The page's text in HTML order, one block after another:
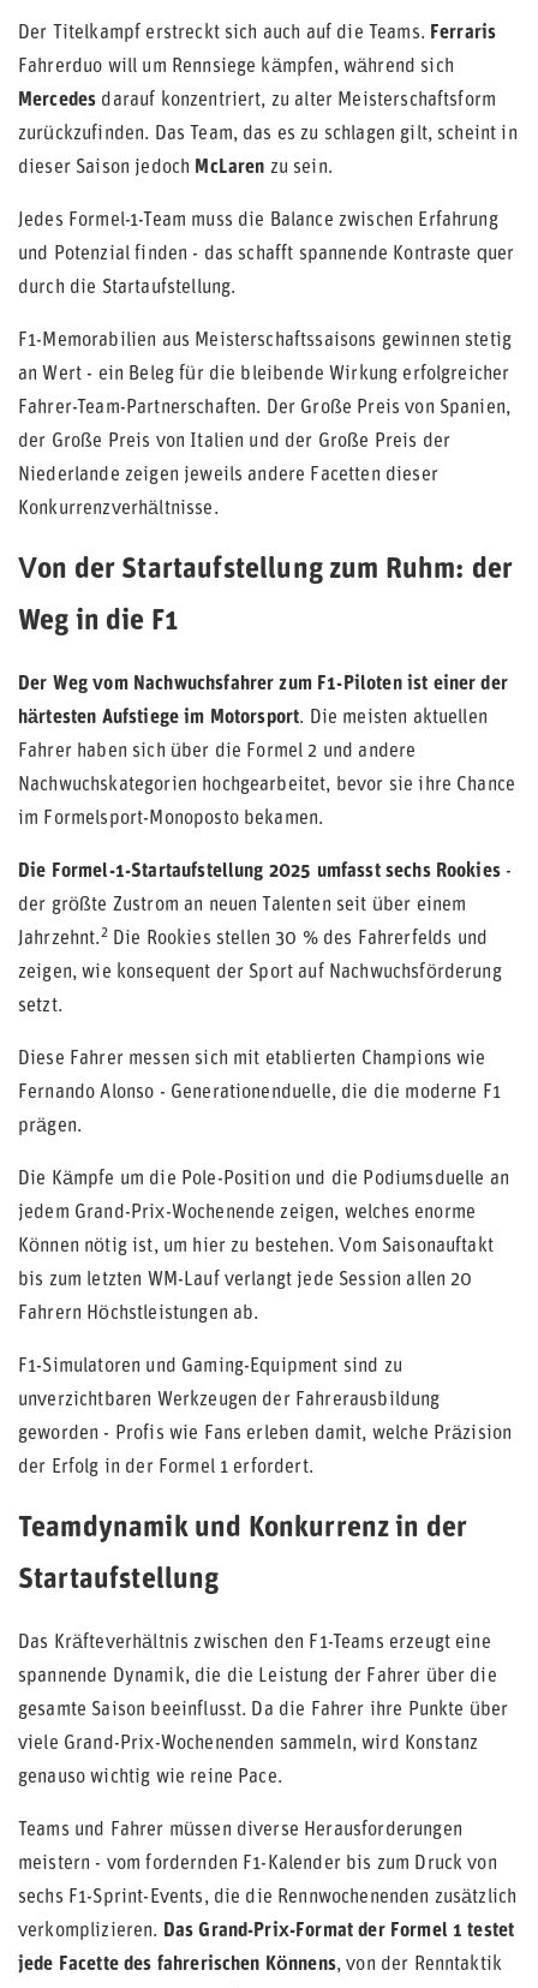
Der Titelkampf erstreckt sich auch auf die Teams. Ferraris
Fahrerduo will um Rennsiege kämpfen, während sich
Mercedes darauf konzentriert, zu alter Meisterschaftsform
zurückzufinden. Das Team, das es zu schlagen gilt, scheint in
dieser Saison jedoch McLaren zu sein.
Jedes Formel-1-Team muss die Balance zwischen Erfahrung
und Potenzial finden - das schafft spannende Kontraste quer
durch die Startaufstellung.
F1-Memorabilien aus Meisterschaftssaisons gewinnen stetig
an Wert - ein Beleg für die bleibende Wirkung erfolgreicher
Fahrer-Team-Partnerschaften. Der Große Preis von Spanien,
der Große Preis von Italien und der Große Preis der
Niederlande zeigen jeweils andere Facetten dieser
Konkurrenzverhältnisse.
Von der Startaufstellung zum Ruhm: der
Weg in die F1
Der Weg vom Nachwuchsfahrer zum F1-Piloten ist einer der
härtesten Aufstiege im Motorsport. Die meisten aktuellen
Fahrer haben sich über die Formel 2 und andere
Nachwuchskategorien hochgearbeitet, bevor sie ihre Chance
im Formelsport-Monoposto bekamen.
Die Formel-1-Startaufstellung 2025 umfasst sechs Rookies-
der größte Zustrom an neuen Talenten seit über einem
Jahrzehnt.2Die Rookies stellen 30 % des Fahrerfelds und
zeigen, wie konsequent der Sport auf Nachwuchsförderung
setzt.
Diese Fahrer messen sich mit etablierten Champions wie
Fernando Alonso - Generationenduelle, die die moderne F1
prägen.
Die Kämpfe um die Pole-Position und die Podiumsduelle an
jedem Grand-Prix-Wochenende zeigen, welches enorme
Können nötig ist, um hier zu bestehen. Vom Saisonauftakt
bis zum letzten WM-Lauf verlangt jede Session allen 20
Fahrern Höchstleistungen ab.
F1-Simulatoren und Gaming-Equipment sind zu
unverzichtbaren Werkzeugen der Fahrerausbildung
geworden - Profis wie Fans erleben damit, welche Präzision
der Erfolg in der Formel 1 erfordert.
Teamdynamik und Konkurrenz in der
Startaufstellung
Das Kräfteverhältnis zwischen den F1-Teams erzeugt eine
spannende Dynamik, die die Leistung der Fahrer über die
gesamte Saison beeinflusst. Da die Fahrer ihre Punkte über
viele Grand-Prix-Wochenenden sammeln, wird Konstanz
genauso wichtig wie reine Pace.
Teams und Fahrer müssen diverse Herausforderungen
meistern - vom fordernden F1-Kalender bis zum Druck von
sechs F1-Sprint-Events, die die Rennwochenenden zusätzlich
verkomplizieren. Das Grand-Prix-Format der Formel 1 testet
jede Facette des fahrerischen Könnens, von der Renntaktik